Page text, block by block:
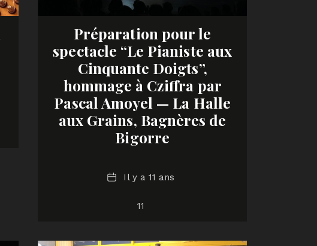
Préparation pour le
spectacle “Le Pianiste aux
Cinquante Doigts”,
hommage à Cziffra par
Pascal Amoyel — La Halle
aux Grains, Bagnères de
Bigorre
DateIl y a 11 ans
11